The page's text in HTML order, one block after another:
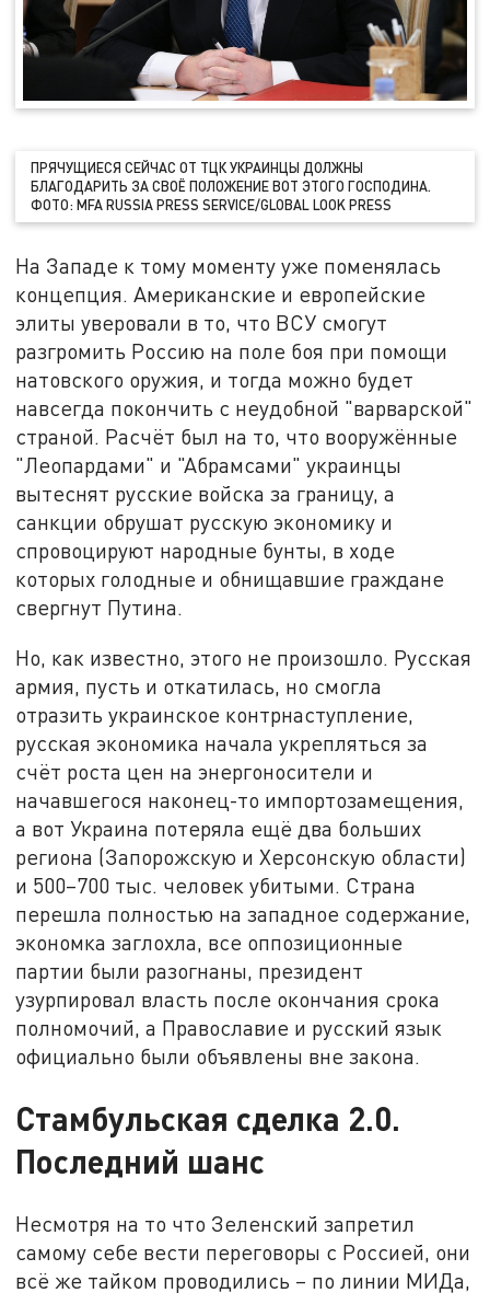
ПРЯЧУЩИЕСЯ СЕЙЧАС ОТ ТЦК УКРАИНЦЫ ДОЛЖНЫ
БЛАГОДАРИТЬ ЗА СВОЁ ПОЛОЖЕНИЕ ВОТ ЭТОГО ГОСПОДИНА.
ФОТО: MFA RUSSIA PRESS SERVICE/GLOBAL LOOK PRESS
На Западе к тому моменту уже поменялась
концепция. Американские и европейские
элиты уверовали в то, что ВСУ смогут
разгромить Россию на поле боя при помощи
натовского оружия, и тогда можно будет
навсегда покончить с неудобной "варварской"
страной. Расчёт был на то, что вооружённые
"Леопардами" и "Абрамсами" украинцы
вытеснят русские войска за границу, а
санкции обрушат русскую экономику и
спровоцируют народные бунты, в ходе
которых голодные и обнищавшие граждане
свергнут Путина.
Но, как известно, этого не произошло. Русская
армия, пусть и откатилась, но смогла
отразить украинское контрнаступление,
русская экономика начала укрепляться за
счёт роста цен на энергоносители и
начавшегося наконец-то импортозамещения,
а вот Украина потеряла ещё два больших
региона (Запорожскую и Херсонскую области)
и 500–700 тыс. человек убитыми. Страна
перешла полностью на западное содержание,
экономка заглохла, все оппозиционные
партии были разогнаны, президент
узурпировал власть после окончания срока
полномочий, а Православие и русский язык
официально были объявлены вне закона.
Стамбульская сделка 2.0.
Последний шанс
Несмотря на то что Зеленский запретил
самому себе вести переговоры с Россией, они
всё же тайком проводились – по линии МИДа,